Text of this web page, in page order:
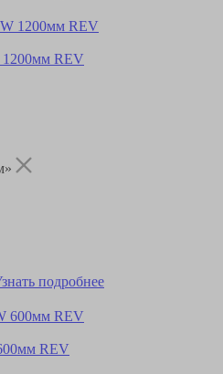
1200мм REV
подробнее
REV